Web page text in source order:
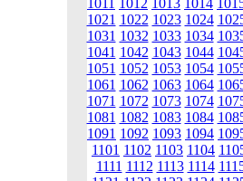
1011 1012 1013 1014
1021 1022 1023 1024
1031 1032 1033 1034
1041 1042 1043 1044
1051 1052 1053 1054
1061 1062 1063 1064
1071 1072 1073 1074
1081 1082 1083 1084
1091 1092 1093 1094
1101 1102 1103 1104
1111 1112 1113 1114